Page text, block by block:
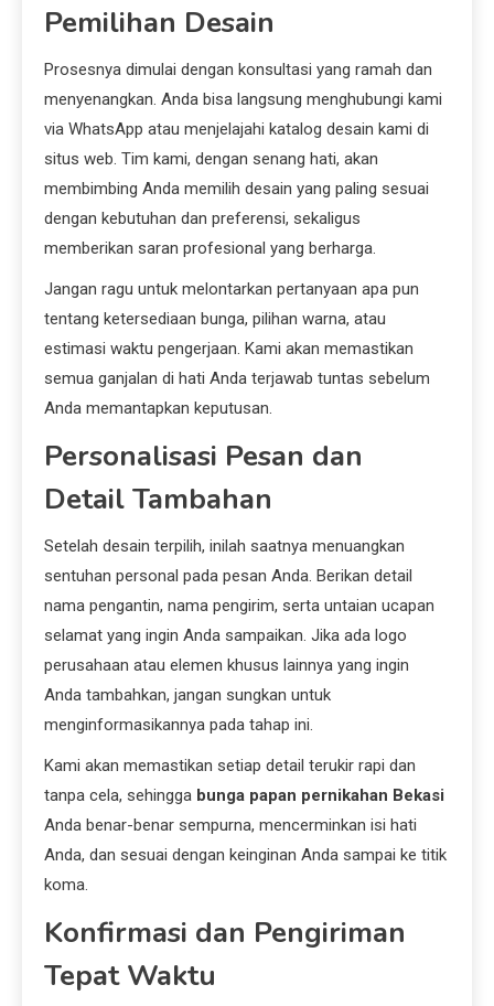
Pemilihan Desain
Prosesnya dimulai dengan konsultasi yang ramah dan
menyenangkan. Anda bisa langsung menghubungi kami
via WhatsApp atau menjelajahi katalog desain kami di
situs web. Tim kami, dengan senang hati, akan
membimbing Anda memilih desain yang paling sesuai
dengan kebutuhan dan preferensi, sekaligus
memberikan saran profesional yang berharga.
Jangan ragu untuk melontarkan pertanyaan apa pun
tentang ketersediaan bunga, pilihan warna, atau
estimasi waktu pengerjaan. Kami akan memastikan
semua ganjalan di hati Anda terjawab tuntas sebelum
Anda memantapkan keputusan.
Personalisasi Pesan dan
Detail Tambahan
Setelah desain terpilih, inilah saatnya menuangkan
sentuhan personal pada pesan Anda. Berikan detail
nama pengantin, nama pengirim, serta untaian ucapan
selamat yang ingin Anda sampaikan. Jika ada logo
perusahaan atau elemen khusus lainnya yang ingin
Anda tambahkan, jangan sungkan untuk
menginformasikannya pada tahap ini.
Kami akan memastikan setiap detail terukir rapi dan
tanpa cela, sehingga bunga papan pernikahan Bekasi
Anda benar-benar sempurna, mencerminkan isi hati
Anda, dan sesuai dengan keinginan Anda sampai ke titik
koma.
Konfirmasi dan Pengiriman
Tepat Waktu